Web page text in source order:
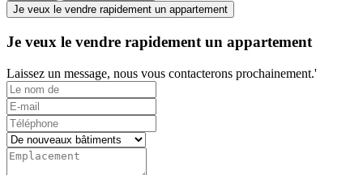
Je veux le vendre rapidement un appartement
Je veux le vendre rapidement un appartement
Laissez un message, nous vous contacterons prochainement.'